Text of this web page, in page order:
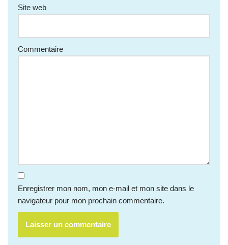
Site web
Commentaire
Enregistrer mon nom, mon e-mail et mon site dans le
navigateur pour mon prochain commentaire.